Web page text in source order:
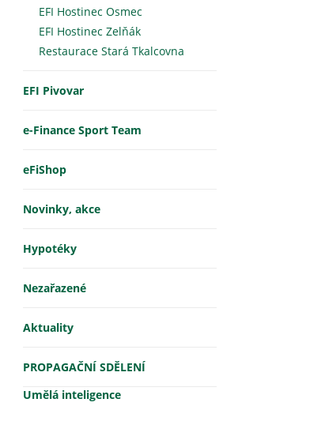
EFI Hostinec Osmec
EFI Hostinec Zelňák
Restaurace Stará Tkalcovna
EFI Pivovar
e-Finance Sport Team
eFiShop
Novinky, akce
Hypotéky
Nezařazené
Aktuality
PROPAGAČNÍ SDĚLENÍ
Umělá inteligence